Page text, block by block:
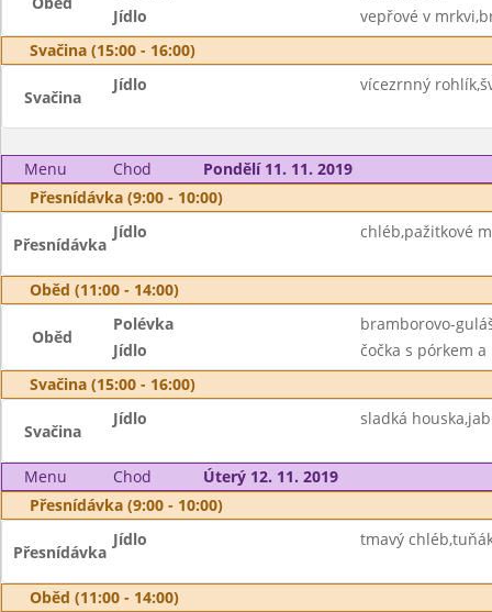
Jídlo
vepřové v
Svačina (15:00 - 16:00)
Svačina
Jídlo vícezrnný
Menu Chod
Pondělí 11. 11. 2019
Přesnídávka (9:00 - 10:00)
Přesnídávka
Jídlo chléb,pažitkové
Oběd (11:00 - 14:00)
Oběd
Polévka
bramborovo-
Jídlo
čočka s pórkem
Svačina (15:00 - 16:00)
Svačina
Jídlo sladká
Menu Chod
Úterý 12. 11. 2019
Přesnídávka (9:00 - 10:00)
Přesnídávka
Jídlo tmavý
Oběd (11:00 - 14:00)